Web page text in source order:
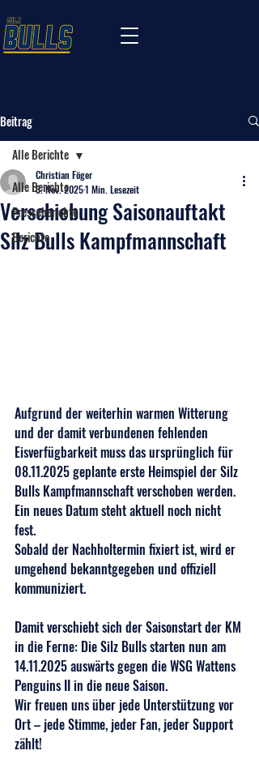
Beitrag
Alle Berichte
Presseberichte
Berichte
Alle Berichte
Verschiebung Saisonauftakt
Silz Bulls Kampfmannschaft
Christian Föger
3. Nov. 20251 Min. Lesezeit
Aufgrund der weiterhin warmen Witterung
und der damit verbundenen fehlenden
Eisverfügbarkeit muss das ursprünglich für
08.11.2025 geplante erste Heimspiel der Silz
Bulls Kampfmannschaft verschoben werden.
Ein neues Datum steht aktuell noch nicht
fest.
Sobald der Nachholtermin fixiert ist, wird er
umgehend bekanntgegeben und offiziell
kommuniziert.
Damit verschiebt sich der Saisonstart der KM
in die Ferne: Die Silz Bulls starten nun am
14.11.2025 auswärts gegen die WSG Wattens
Penguins II in die neue Saison.
Wir freuen uns über jede Unterstützung vor
Ort – jede Stimme, jeder Fan, jeder Support
zählt!